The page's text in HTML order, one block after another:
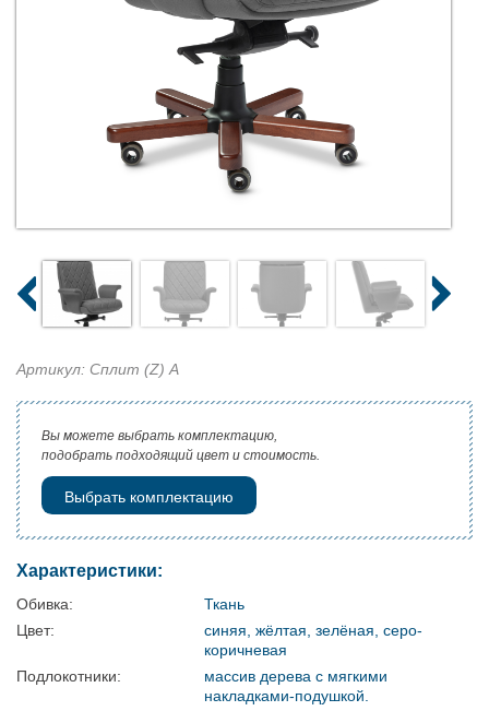
Артикул: Сплит (Z) А
Вы можете выбрать комплектацию,
подобрать подходящий цвет и стоимость.
Выбрать комплектацию
Характеристики:
Обивка:
Ткань
Цвет:
синяя, жёлтая, зелёная, серо-
коричневая
Подлокотники:
массив дерева с мягкими
накладками-подушкой.